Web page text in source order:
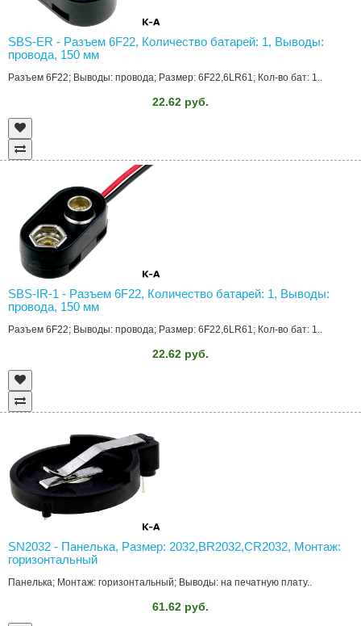
SBS-ER - Разъем 6F22, Количество батарей: 1, Выводы:
провода, 150 мм
Разъем 6F22; Выводы: провода; Размер: 6F22,6LR61; Кол-во бат: 1..
22.62 руб.
SBS-IR-1 - Разъем 6F22, Количество батарей: 1, Выводы:
провода, 150 мм
Разъем 6F22; Выводы: провода; Размер: 6F22,6LR61; Кол-во бат: 1..
22.62 руб.
SN2032 - Панелька, Размер: 2032,BR2032,CR2032, Монтаж:
горизонтальный
Панелька; Монтаж: горизонтальный; Выводы: на печатную плату..
61.62 руб.